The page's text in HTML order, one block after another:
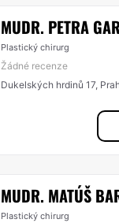
MUDR. PETRA
Plastický chirurg
Žádné recenze
Dukelských hrdinů 17,
MUDR. MATÚŠ
Plastický chirurg